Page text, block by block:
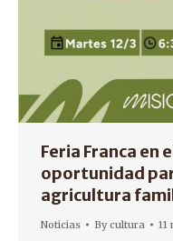
Feria Franca en
oportunidad
agricultura
Noticias Bycultura 11